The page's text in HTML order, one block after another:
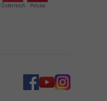
Österreich Polska